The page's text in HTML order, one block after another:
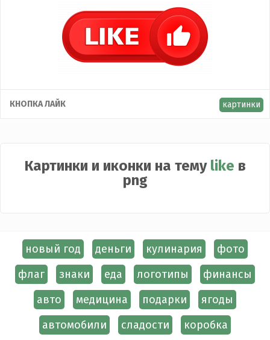
КНОПКА ЛАЙК картинки
Картинки и иконки на тему like в
png
новый год деньги кулинария
фото
флаг
знаки еда логотипы
финансы
авто
медицина подарки
ягоды
автомобили
сладости коробка